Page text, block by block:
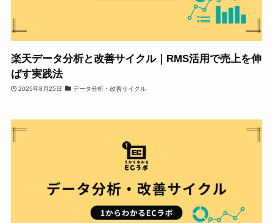
楽天データ分析と改善サイクル｜RMS活用で売上を伸
ばす実践法
2025年8月25日 データ分析・改善サイクル